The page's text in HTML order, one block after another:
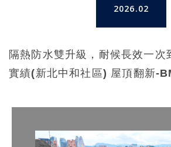
2026.02
隔熱防水雙升級，耐候長效一次
實績(新北中和社區) 屋頂翻新-